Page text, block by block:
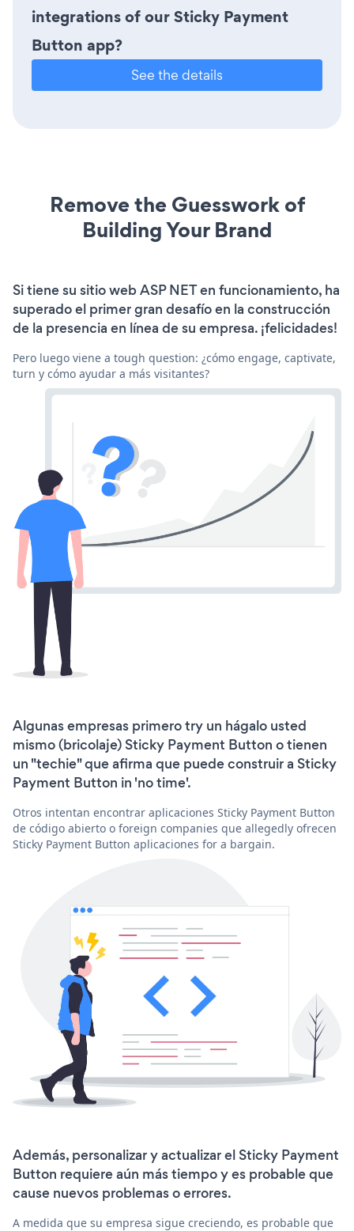
integrations of our Sticky Payment
Button app?
See the details
Remove the Guesswork of
Building Your Brand
Si tiene su sitio web ASP NET en funcionamiento, ha
superado el primer gran desafío en la construcción
de la presencia en línea de su empresa. ¡felicidades!
Pero luego viene a tough question: ¿cómo engage, captivate,
turn y cómo ayudar a más visitantes?
Algunas empresas primero try un hágalo usted
mismo (bricolaje) Sticky Payment Button o tienen
un "techie" que afirma que puede construir a Sticky
Payment Button in 'no time'.
Otros intentan encontrar aplicaciones Sticky Payment Button
de código abierto o foreign companies que allegedly ofrecen
Sticky Payment Button aplicaciones for a bargain.
Además, personalizar y actualizar el Sticky Payment
Button requiere aún más tiempo y es probable que
cause nuevos problemas o errores.
A medida que su empresa sigue creciendo, es probable que